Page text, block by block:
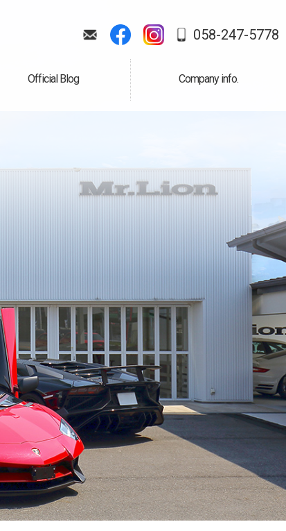
058-247-5778
Official Blog
公式ブログ Company info.
会社案内